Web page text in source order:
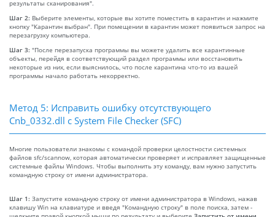
результаты сканирования".
Шаг 2: Выберите элементы, которые вы хотите поместить в карантин и нажмите
кнопку "Карантин выбран". При помещении в карантин может появиться запрос на
перезагрузку компьютера.
Шаг 3: "После перезапуска программы вы можете удалить все карантинные
объекты, перейдя в соответствующий раздел программы или восстановить
некоторые из них, если выяснилось, что после карантина что-то из вашей
программы начало работать некорректно.
Метод 5: Исправить ошибку отсутствующего
Cnb_0332.dll с System File Checker (SFC)
Многие пользователи знакомы с командой проверки целостности системных
файлов sfc/scannow, которая автоматически проверяет и исправляет защищенные
системные файлы Windows. Чтобы выполнить эту команду, вам нужно запустить
командную строку от имени администратора.
Шаг 1: Запустите командную строку от имени администратора в Windows, нажав
клавишу Win на клавиатуре и введя "Командную строку" в поле поиска, затем -